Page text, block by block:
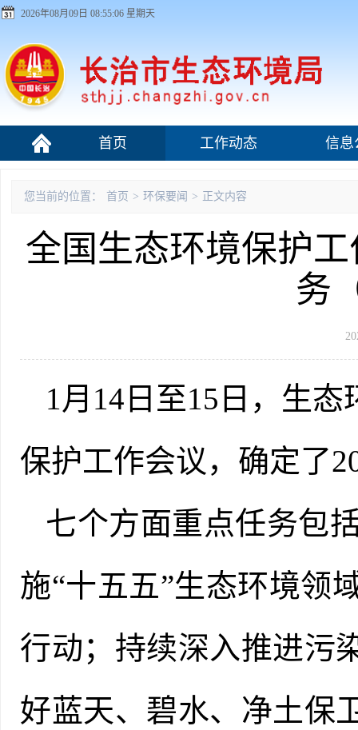
2026年08月09日 08:55:07 星期天
首页 工作动态 信息
您当前的位置： 首页 > 环保要闻 > 正文内容
全国生态环境保护
务
1月14日至15日，生
保护工作会议，确定了
七个方面重点任务包
施“十五五”生态环境领
行动；持续深入推进污
好蓝天、碧水、净土保